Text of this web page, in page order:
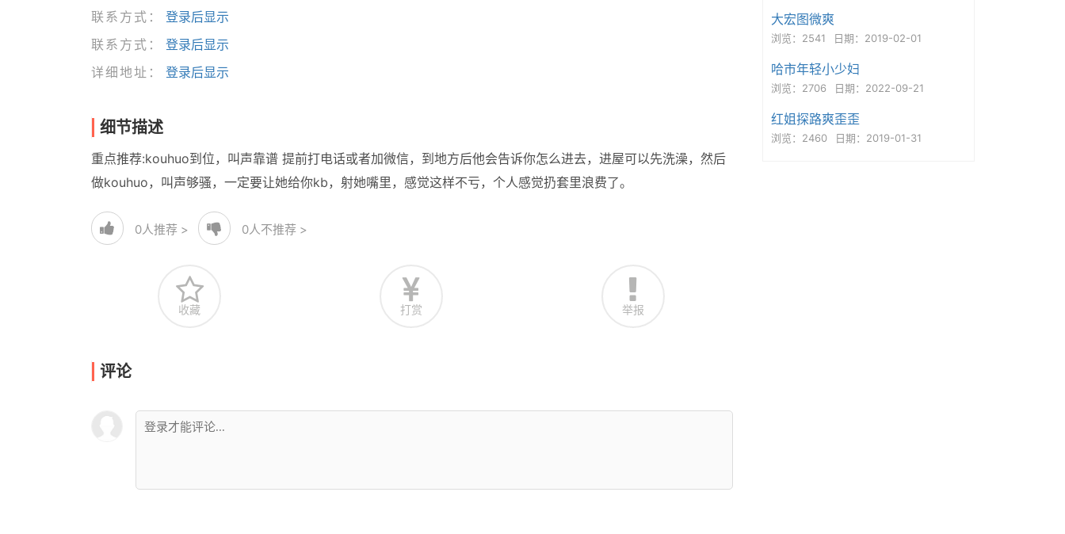
联系方式：
登录后显示
联系方式：
登录后显示
详细地址：
登录后显示
细节描述
重点推荐:kouhuo到位，叫声靠谱 提前打电话或者加微信，到地方后他会告诉你怎么进去，进屋可以先洗澡，然后
做kouhuo，叫声够骚，一定要让她给你kb，射她嘴里，感觉这样不亏，个人感觉扔套里浪费了。
0人推荐 > 0人不推荐 >
收藏 打赏 举报
评论
大宏图微爽
浏览：2541 日期：2019-02-01
哈市年轻小少妇
浏览：2706 日期：2022-09-21
红姐探路爽歪歪
浏览：2460 日期：2019-01-31